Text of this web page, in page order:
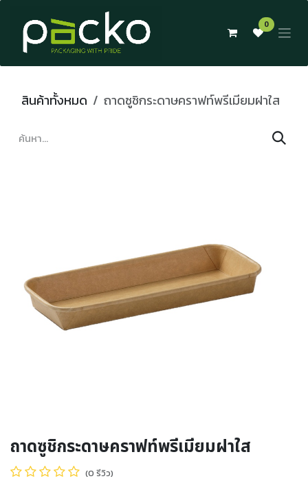
Skip to Content
0
สินค้าทั้งหมด ถาดซูชิกระดาษคราฟท์พรีเมียมฝาใส
ถาดซูชิกระดาษคราฟท์พรีเมียมฝาใส
(0 รีวิว)